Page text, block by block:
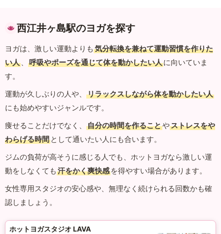
西江井ヶ島駅のヨガを探す
ヨガは、激しい運動よりも 気分転換を兼ねて運動習慣を作りた
い人 、 呼吸やポーズを通じて体を動かしたい人に向いていま
す。
運動が久しぶりの人や、
リラックスしながら体を動かしたい人
にも始めやすいジャンルです。
痩せることだけでなく、
自分の時間を作ることやストレスをや
わらげる時間 として通いたい人にも合います。
ジムの負荷が高そうに感じる人でも、ホットヨガなら激しい運
動をしなくても 汗をかく爽快感 を得やすい場合があります。
女性専用スタジオの安心感や、無理なく続けられる回数かも確
認しましょう。
ホットヨガスタジオ LAVA